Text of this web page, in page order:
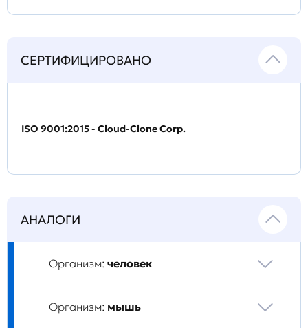
СЕРТИФИЦИРОВАНО
ISO 9001:2015 - Cloud-Clone Corp.
АНАЛОГИ
Организм: человек
Организм: мышь